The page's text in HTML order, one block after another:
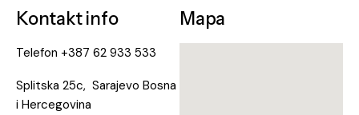
Kontakt info
Telefon +387 62 933 533
Splitska 25c, Sarajevo Bosna
i Hercegovina
Mapa